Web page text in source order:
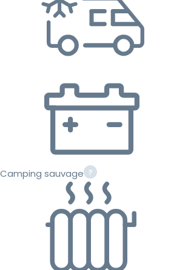
Camping sauvage